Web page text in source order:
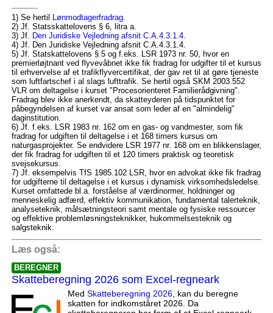
1) Se hertil Lønmodtagerfradrag.
2) Jf. Statsskattelovens § 6, litra a.
3) Jf. Den Juridiske Vejledning afsnit C.A.4.3.1.4.
4) Jf. Den Juridiske Vejledning afsnit C.A.4.3.1.4.
5) Jf. Statskattelovens § 5 og f.eks. LSR 1973 nr. 50, hvor en
premierløjtnant ved flyvevåbnet ikke fik fradrag for udgifter til et kursus
til erhvervelse af et trafikflyvercertifikat, der gav ret til at gøre tjeneste
som luftfartschef i al slags lufttrafik. Se hertil også SKM 2003.552
VLR om deltagelse i kurset "Procesorienteret Familierådgivning".
Fradrag blev ikke anerkendt, da skatteyderen på tidspunktet for
påbegyndelsen af kurset var ansat som leder af en "almindelig"
daginstitution.
6) Jf. f.eks. LSR 1983 nr. 162 om en gas- og vandmester, som fik
fradrag for udgiften til deltagelse i et 168 timers kursus om
naturgasprojekter. Se endvidere LSR 1977 nr. 168 om en blikkenslager,
der fik fradrag for udgiften til et 120 timers praktisk og teoretisk
svejsekursus.
7) Jf. eksempelvis TfS 1985.102 LSR, hvor en advokat ikke fik fradrag
for udgifterne til deltagelse i et kursus i dynamisk virksomhedsledelse.
Kurset omfattede bl.a. forståelse af værdinormer, holdninger og
menneskelig adfærd, effektiv kommunikation, fundamental talerteknik,
analyseteknik, målsætningsteori samt mentale og fysiske ressourcer
og effektive problemløsningsteknikker, hukommelsesteknik og
salgsteknik.
Læs også:
BEREGNER
Skatteberegning 2026 som Excel-regneark
Med Skatteberegning 2026, kan du beregne
skatten for indkomståret 2026. Da